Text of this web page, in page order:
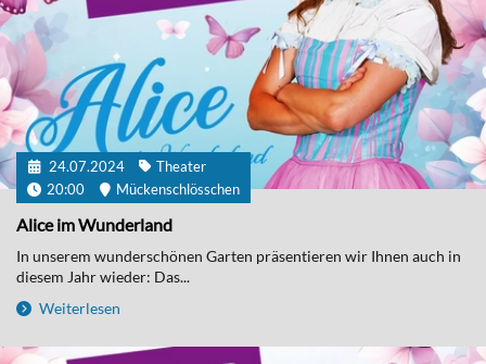
24.07.2024
Theater
20:00
Mückenschlösschen
Alice im Wunderland
In unserem wunderschönen Garten präsentieren wir Ihnen auch in
diesem Jahr wieder: Das...
Weiterlesen